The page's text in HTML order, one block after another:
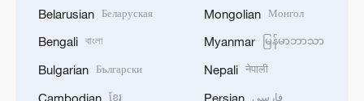
Belarusian Беларуская
Bengali বাংলা
Bulgarian Български
Cambodian ខ្មែរ
Mongolian Монгол
Myanmar မြန်မာဘာသာ
Nepali नेपाली
Persian فارسی